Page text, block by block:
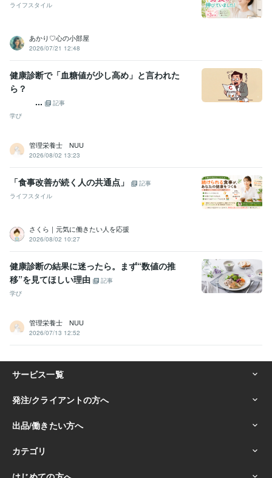
ライフスタイル
あかり♡心の小部屋
2026/07/21 12:48
健康診断で「血糖値が少し高め」と言われた
ら？
...
記事
学び
管理栄養士 NUU
2026/08/02 13:23
「食事改善が続く人の共通点」
記事
ライフスタイル
さくら｜元気に働きたい人を応援
2026/08/02 10:27
健康診断の結果に迷ったら。まず“数値の推
移”を見てほしい理由
記事
学び
管理栄養士 NUU
2026/07/13 12:52